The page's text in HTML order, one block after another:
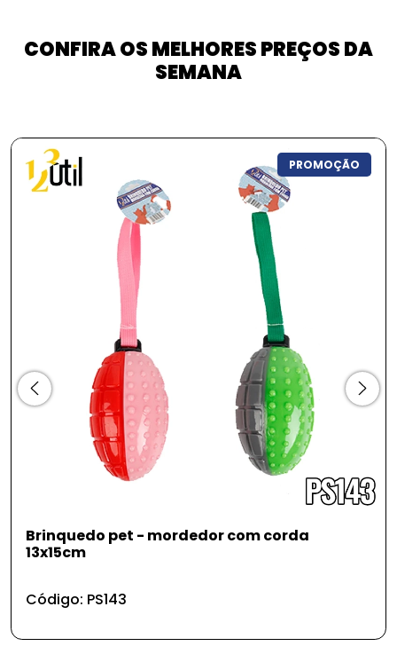
CONFIRA OS MELHORES PREÇOS DA
SEMANA
PROMOÇÃO
Brinquedo pet - mordedor com corda
13x15cm
Código: PS143